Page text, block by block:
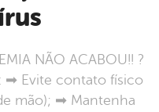
NÃO ACABOU!! ?
➡ Evite contato físico
mão); ➡ Mantenha